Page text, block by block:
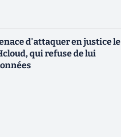
d'attaquer en justice le
qui refuse de lui